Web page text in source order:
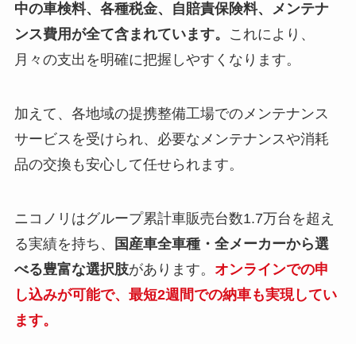
中の車検料、各種税金、自賠責保険料、メンテナ
ンス費用が全て含まれています。
これにより、
月々の支出を明確に把握しやすくなります。
加えて、各地域の提携整備工場でのメンテナンス
サービスを受けられ、必要なメンテナンスや消耗
品の交換も安心して任せられます。
ニコノリはグループ累計車販売台数1.7万台を超え
る実績を持ち、
国産車全車種・全メーカーから選
べる豊富な選択肢があります。 オンラインでの申
し込みが可能で、最短2週間での納車も実現してい
ます。